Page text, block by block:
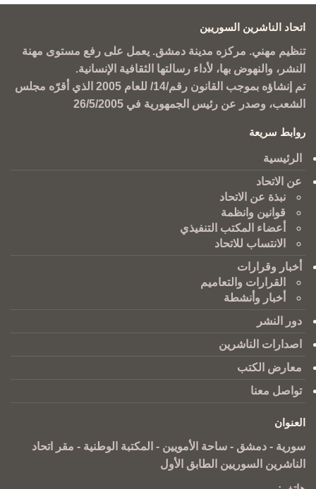
اتحاد الناشرين السوريين
تنظيم مهني. مركزه مدينة دمشق. يعمل على رفع مستوى مهنة
النشر، والنهوض بها، لأداء رسالتها الثقافية الإنسانية.
تم إنشاؤه بموجب القانون رقم/14/ للعام 2005 الذي أقرّه مجلس
الشعب، وصدر عن رئيس الجمهورية في 26/5/2005
روابط سريعة
الرئيسية
عن الاتحاد
نبذة عن الاتحاد
قوانين وانظمة
أعضاء المكتب التنفيذي
الانتساب للاتحاد
أخبار وقرارات
القرارات والتعاميم
أخبار وأنشطة
دور النشر
اصدارات الناشرين
معارض الكتب
تواصل معنا
العنوان
سورية - دمشق - ساحة الأمويين - المكتبة الوطنية - مقر اتحاد
الناشرين السوريين الطابق الأول